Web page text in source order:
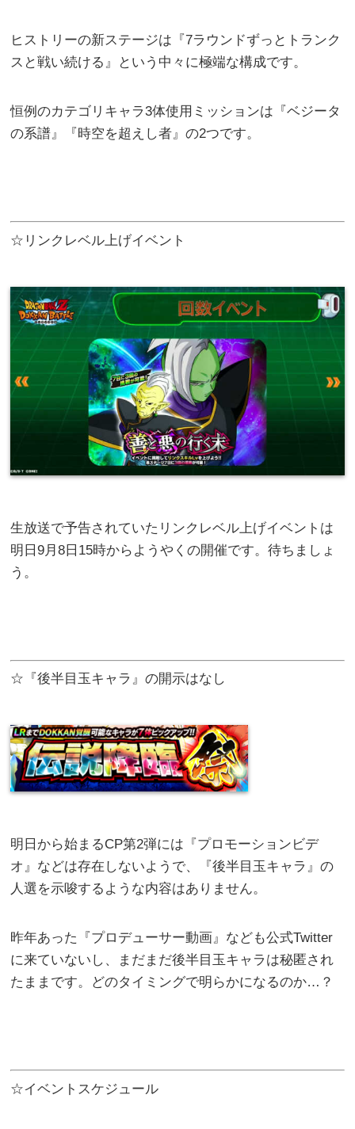
ヒストリーの新ステージは『7ラウンドずっとトランク
スと戦い続ける』という中々に極端な構成です。
恒例のカテゴリキャラ3体使用ミッションは『ベジータ
の系譜』『時空を超えし者』の2つです。
☆リンクレベル上げイベント
生放送で予告されていたリンクレベル上げイベントは
明日9月8日15時からようやくの開催です。待ちましょ
う。
☆『後半目玉キャラ』の開示はなし
明日から始まるCP第2弾には『プロモーションビデ
オ』などは存在しないようで、『後半目玉キャラ』の
人選を示唆するような内容はありません。
昨年あった『プロデューサー動画』なども公式Twitter
に来ていないし、まだまだ後半目玉キャラは秘匿され
たままです。どのタイミングで明らかになるのか…？
☆イベントスケジュール